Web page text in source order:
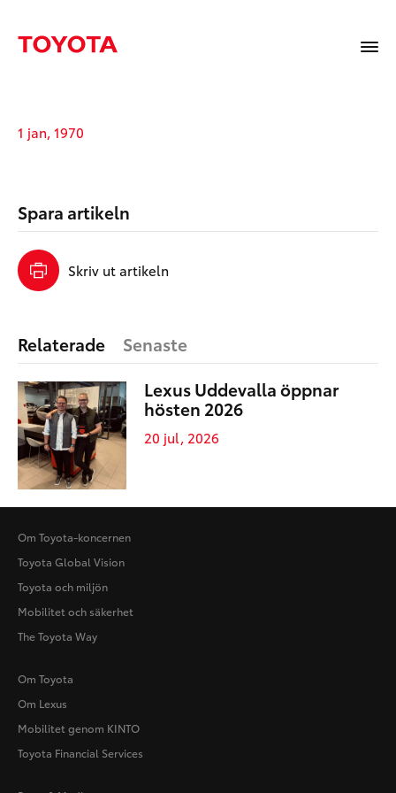
1 jan, 1970
Spara artikeln
Skriv ut artikeln
Relaterade
Senaste
Lexus Uddevalla öppnar
hösten 2026
20 jul, 2026
Om Toyota-koncernen
Toyota Global Vision
Toyota och miljön
Mobilitet och säkerhet
The Toyota Way
Om Toyota
Om Lexus
Mobilitet genom KINTO
Toyota Financial Services